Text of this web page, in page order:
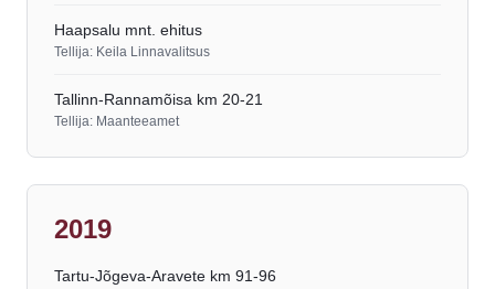
Haapsalu mnt. ehitus
Tellija: Keila Linnavalitsus
Tallinn-Rannamõisa km 20-21
Tellija: Maanteeamet
2019
Tartu-Jõgeva-Aravete km 91-96